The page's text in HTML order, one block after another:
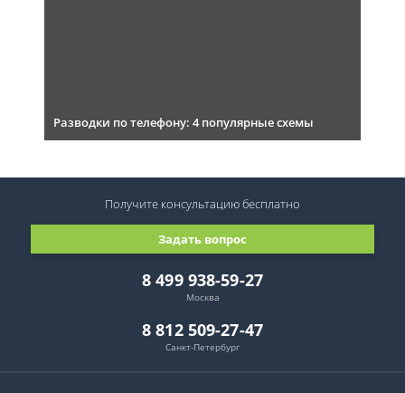
Разводки по телефону: 4 популярные схемы
8 499 938-59-27
Москва
8 812 509-27-47
Санкт-Петербург
Задать вопрос
Получите консультациюбесплатно